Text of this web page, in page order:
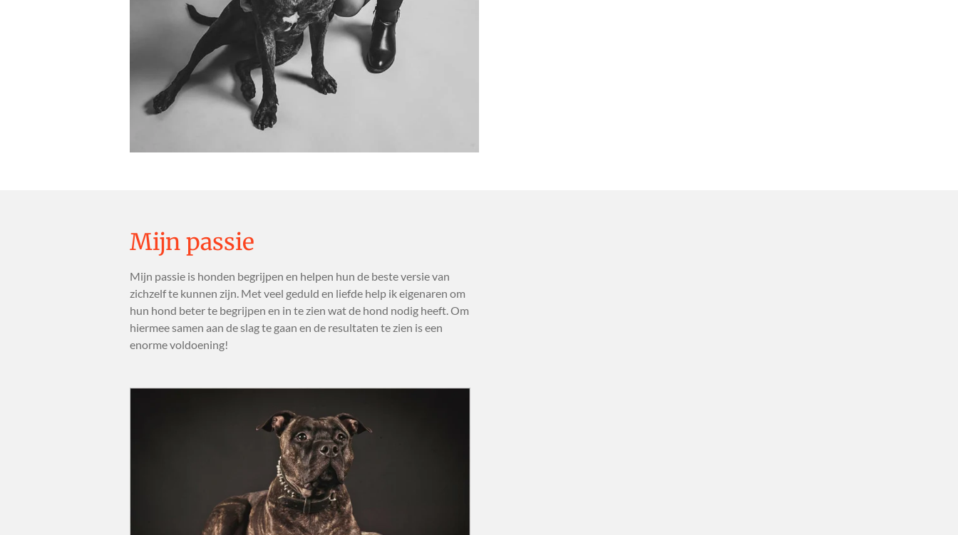
Mijn passie
Mijn passie is honden begrijpen en helpen hun de beste versie van
zichzelf te kunnen zijn. Met veel geduld en liefde help ik eigenaren om
hun hond beter te begrijpen en in te zien wat de hond nodig heeft. Om
hiermee samen aan de slag te gaan en de resultaten te zien is een
enorme voldoening!